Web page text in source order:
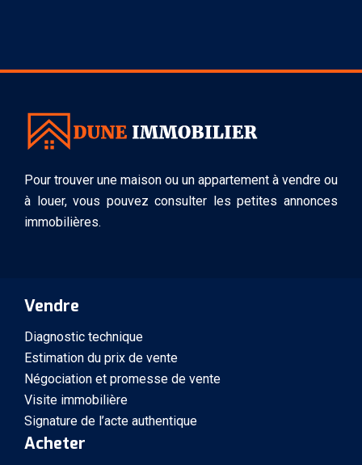
Pour trouver une maison ou un appartement à vendre ou
à louer, vous pouvez consulter les petites annonces
immobilières.
Vendre
Diagnostic technique
Estimation du prix de vente
Négociation et promesse de vente
Visite immobilière
Signature de l’acte authentique
Acheter